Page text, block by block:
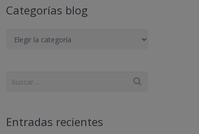
Categorías blog
Categorías
Entradas recientes